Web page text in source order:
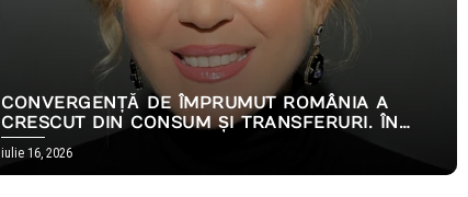
CONVERGENȚĂ DE ÎMPRUMUT ROMÂNIA A
CRESCUT DIN CONSUM ȘI TRANSFERURI. ÎN
2026, AMBELE S-AU OPRIT
iulie 16, 2026